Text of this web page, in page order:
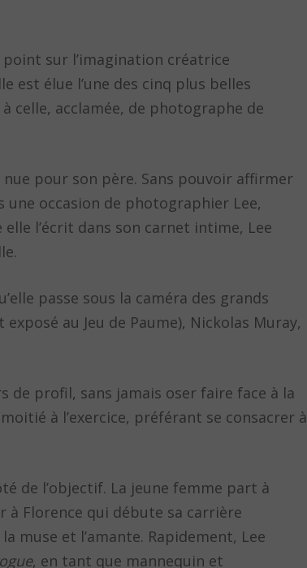
sur l’imagination créatrice
est élue l’une des cinq plus belles
celle, acclamée, de photographe de
pour son père. Sans pouvoir affirmer
une occasion de photographier Lee,
l’écrit dans son carnet intime, Lee
passe sous la caméra des grands
au Jeu de Paume), Nickolas Muray,
de profil, sans jamais oser faire face à la
à l’exercice, préférant se consacrer à
de l’objectif. La jeune femme part à
à Florence qui débute sa carrière
muse et l’amante. Rapidement, Lee
, en tant que mannequin et